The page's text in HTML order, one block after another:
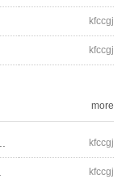
kfccgj
kfccgj
more
kfccgj
kfccgj